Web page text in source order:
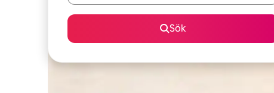
Sök